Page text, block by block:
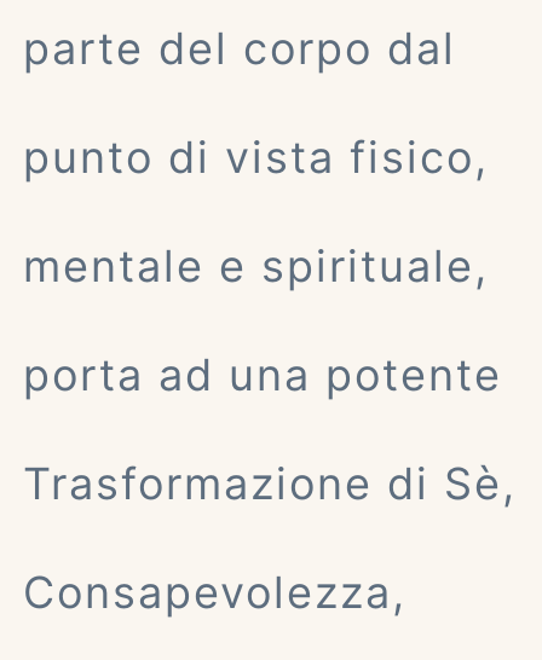
parte del corpo dal
punto di vista fisico,
mentale e spirituale,
porta ad una potente
Trasformazione di Sè,
Consapevolezza,